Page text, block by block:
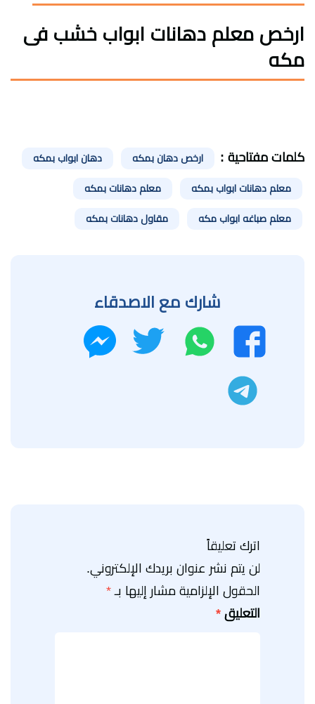
ارخص معلم دهانات ابواب خشب فى
مكه
كلمات مفتاحية : ارخص دهان بمكه دهان ابواب بمكه
معلم دهانات ابواب بمكه معلم دهانات بمكه
معلم صباغه ابواب مكه مقاول دهانات بمكه
شارك مع الاصدقاء
فيسبوك
واتساب تويتر
اترك تعليقاً
لن يتم نشر عنوان بريدك الإلكتروني.
الحقول الإلزامية مشار إليها بـ *
التعليق *